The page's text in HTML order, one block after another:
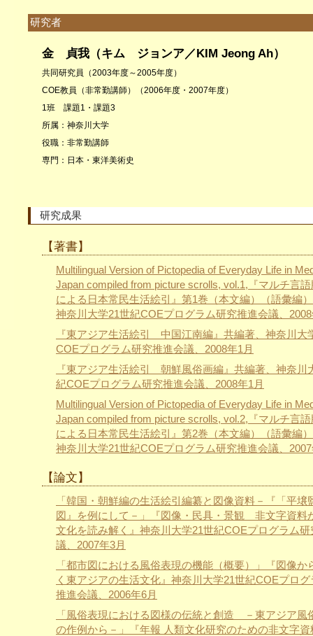
研究者
金 貞我（キム ジョンア／KIM Jeong Ah）
共同研究員（2003年度～2005年度）
COE教員（非常勤講師）（2006年度・2007年度）
1班 課題1・課題3
所属：神奈川大学
役職：非常勤講師
専門：日本・東洋美術史
研究成果
【著書】
Multilingual Version of Pictopedia of Everyday Life in
Japan compiled from picture scrolls, vol.1,『マルチ言
による日本常民生活絵引』第1巻（本文編）（語彙編
神奈川大学21世紀COEプログラム研究推進会議、
『東アジア生活絵引 中国江南編』共編著、神奈川大
COEプログラム研究推進会議、2008年1月
『東アジア生活絵引 朝鮮風俗画編』共編著、神奈川
紀COEプログラム研究推進会議、2008年1月
Multilingual Version of Pictopedia of Everyday Life in
Japan compiled from picture scrolls, vol.2,『マルチ言
による日本常民生活絵引』第2巻（本文編）（語彙編
神奈川大学21世紀COEプログラム研究推進会議、
【論文】
「韓国・朝鮮編の生活絵引編纂と図像資料－『「平壌
図』を例にして－」『図像・民具・景観 非文字資料
文化を読み解く』神奈川大学21世紀COEプログラム研
議、2007年3月
「都市図における風俗表現の機能（概要）」『図像か
く東アジアの生活文化』神奈川大学21世紀COEプロ
推進会議、2006年6月
「風俗表現における図様の伝統と創造 －東アジア風
の作例から－」『年報 人類文化研究のための非文字資